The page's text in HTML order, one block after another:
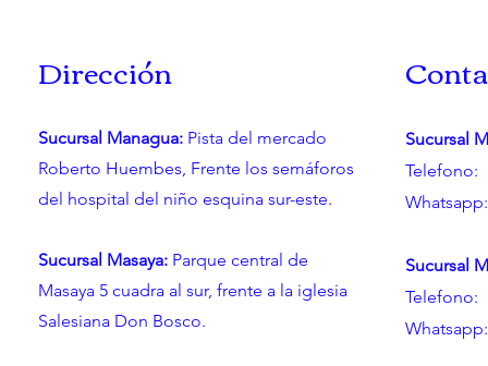
Dirección
Sucursal Managua: Pista del mercado
Roberto Huembes, Frente los semáforos
del hospital del niño esquina sur-este.
Sucursal Masaya: Parque central de
Masaya 5 cuadra al sur, frente a la iglesia
Salesiana Don Bosco.
Sucursal
Telefono:
Sucursal
Telefono: